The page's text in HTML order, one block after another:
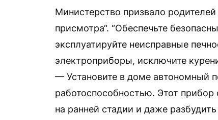
Министерство призвало
присмотра“. “Обеспечьте
эксплуатируйте неисправные
электроприборы, исключите
— Установите в доме автономный
работоспособностью. Этот
на ранней стадии и даже разбудить